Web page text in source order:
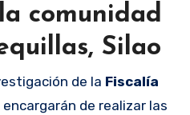
comunidad
Silao
de la Fiscalía
encargarán de realizar las